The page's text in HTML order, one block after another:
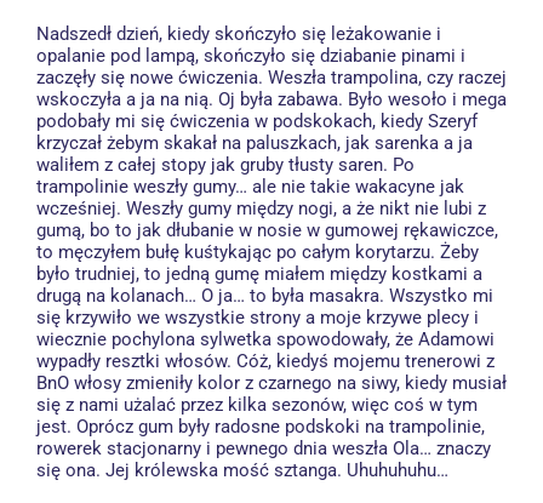
Nadszedł dzień, kiedy skończyło się leżakowanie i
opalanie pod lampą, skończyło się dziabanie pinami i
zaczęły się nowe ćwiczenia. Weszła trampolina, czy raczej
wskoczyła a ja na nią. Oj była zabawa. Było wesoło i mega
podobały mi się ćwiczenia w podskokach, kiedy Szeryf
krzyczał żebym skakał na paluszkach, jak sarenka a ja
waliłem z całej stopy jak gruby tłusty saren. Po
trampolinie weszły gumy… ale nie takie wakacyne jak
wcześniej. Weszły gumy między nogi, a że nikt nie lubi z
gumą, bo to jak dłubanie w nosie w gumowej rękawiczce,
to męczyłem bułę kuśtykając po całym korytarzu. Żeby
było trudniej, to jedną gumę miałem między kostkami a
drugą na kolanach… O ja… to była masakra. Wszystko mi
się krzywiło we wszystkie strony a moje krzywe plecy i
wiecznie pochylona sylwetka spowodowały, że Adamowi
wypadły resztki włosów. Cóż, kiedyś mojemu trenerowi z
BnO włosy zmieniły kolor z czarnego na siwy, kiedy musiał
się z nami użalać przez kilka sezonów, więc coś w tym
jest. Oprócz gum były radosne podskoki na trampolinie,
rowerek stacjonarny i pewnego dnia weszła Ola… znaczy
się ona. Jej królewska mość sztanga. Uhuhuhuhu…